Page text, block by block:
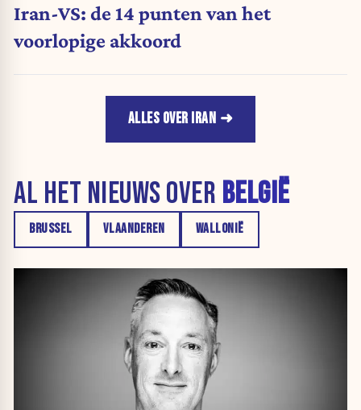
Iran-VS: de 14 punten van het
voorlopige akkoord
ALLES OVER IRAN
AL HET NIEUWS OVER BELGIË
BRUSSEL VLAANDEREN WALLONIË